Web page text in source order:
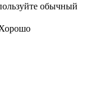
обычный